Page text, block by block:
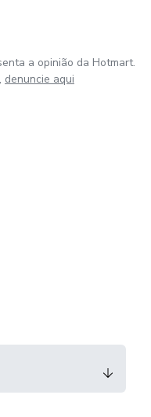
a opinião da Hotmart.
denuncie aqui